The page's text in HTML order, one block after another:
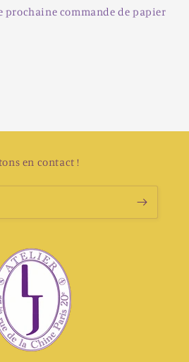
prochaine commande de papier
en contact !